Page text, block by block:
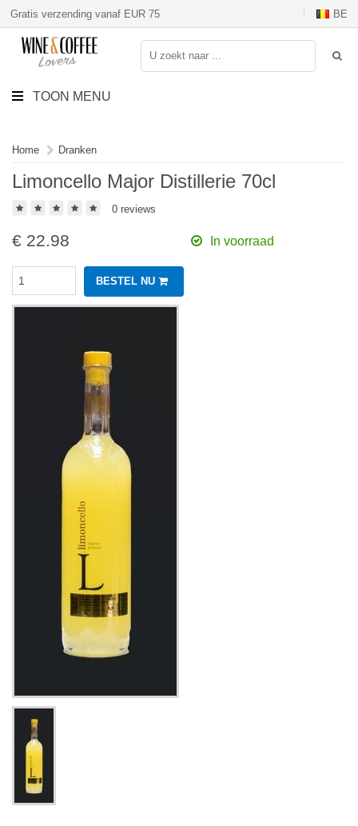
Gratis verzending vanaf EUR 75 BE
TOON MENU
Home Dranken
Limoncello Major Distillerie 70cl
0 reviews
€ 22.98 In voorraad
BESTEL NU